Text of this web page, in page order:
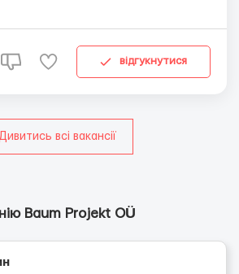
трудоустройство. Рабочая неделя с
+37258072933, e-mail: info ...
відгукнутися
Дивитись всі вакансії
Baum Projekt OÜ